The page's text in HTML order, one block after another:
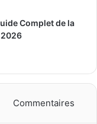
Complet de la
2026
Commentaires